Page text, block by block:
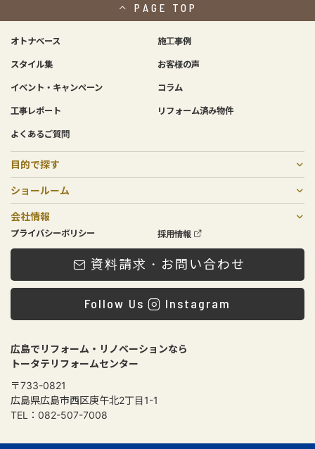
PAGE TOP
オトナベース 施工事例
スタイル集 お客様の声
イベント・キャンペーン コラム
工事レポート リフォーム済み物件
よくあるご質問
目的で探す
戸建てリノベーション マンションリフォーム・リノベーション
二世帯リフォーム 増築リノベーション・リフォーム
リフォーム 非住宅リノベーション
中古物件購入×リノベーション 費用について
住宅売却
ショールーム
SOGOリノベスタジオ 庚午店・北店
会社情報
会社概要 スタッフ紹介
メンテナンスについて ローンプラン
プライバシーポリシー 採用情報
資料請求・お問い合わせ
Follow Us Instagram
広島でリフォーム・リノベーションなら
トータテリフォームセンター
〒733-0821
広島県広島市西区庚午北2丁目1-1
TEL：082-507-7008